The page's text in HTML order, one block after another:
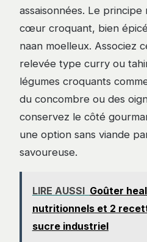
assaisonnées. Le
cœur croquant, bien
naan moelleux. Associez
relevée type curry ou
légumes croquants
du concombre ou des
conservez le côté
une option sans viande
savoureuse.
LIRE AUSSI Goûter
nutritionnels et 2
sucre industriel